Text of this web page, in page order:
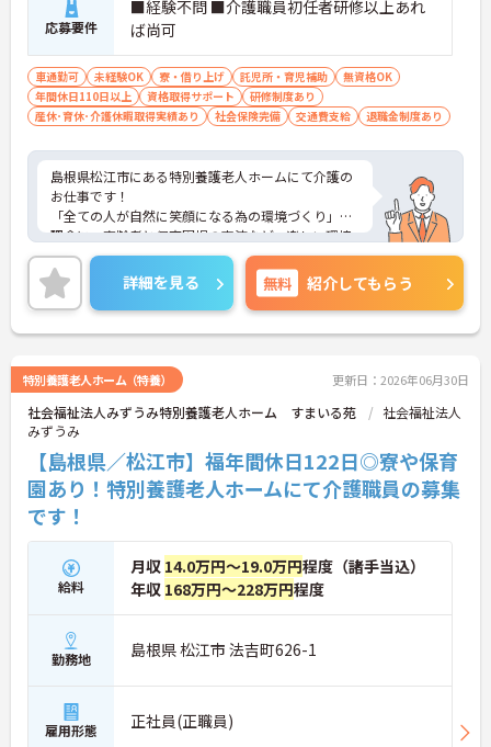
応募要件
■経験不問 ■介護職員初任者研修以上あれ
ば尚可
車通勤可 未経験OK 寮・借り上げ 託児所・育児補助
無資格OK
年間休日110日以上
資格取得サポート
研修制度あり
産休･育休･介護休暇取得実績あり
社会保険完備 交通費支給 退職金制度あり
島根県松江市にある特別養護老人ホームにて介護の
お仕事です！
「全ての人が自然に笑顔になる為の環境づくり」を
理念に、高齢者と保育園児の交流など、楽しい環境
づくりを実践されております。
また新たな交通移動として電動カートを地域内で運
行しています！
無資格、未経験であっても、研修や直接指導を通し
て国家資格取得までサポートしてくださいます★
まで様々な人たちがこれまでの経験を積んで専門職
として現場で活躍されています♪
ご興味ある方には、面接対策ポイントなど、さらに
詳細をお話しいたしますのでお気軽にご相談くださ
い。
詳細を見る 無料 紹介してもらう
特別養護老人ホーム（特養） 更新日：2026年06月30日
社会福祉法人みずうみ特別養護老人ホーム すまいる苑
社会福祉法人
みずうみ
【島根県／松江市】福年間休日122日◎寮や保育
園あり！特別養護老人ホームにて介護職員の募集
です！
給料
月収 14.0万円～19.0万円程度（諸手当込）
年収 168万円～228万円程度
勤務地 島根県 松江市 法吉町626-1
雇用形態 正社員(正職員)